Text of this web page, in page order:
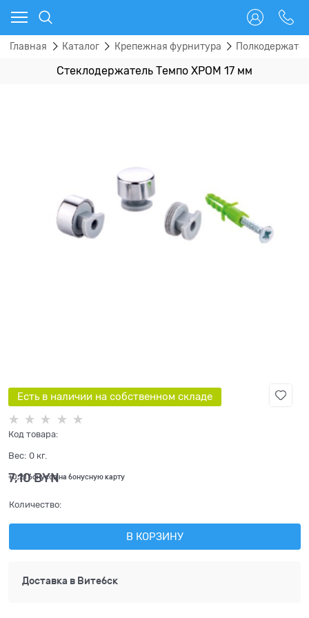
Главная Каталог Крепежная фурнитура
Стеклодержатель Темпо ХРОМ 17 мм
Есть в наличии на собственном складе
Код товара:
Вес: 0 кг.
7,10 BYN
+0,21 бонусов на бонусную карту
Количество:
В КОРЗИНУ
Доставка в Витебск